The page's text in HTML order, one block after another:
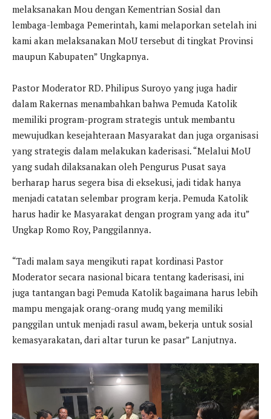
melaksanakan Mou dengan Kementrian Sosial dan
lembaga-lembaga Pemerintah, kami melaporkan setelah ini
kami akan melaksanakan MoU tersebut di tingkat Provinsi
maupun Kabupaten” Ungkapnya.
Pastor Moderator RD. Philipus Suroyo yang juga hadir
dalam Rakernas menambahkan bahwa Pemuda Katolik
memiliki program-program strategis untuk membantu
mewujudkan kesejahteraan Masyarakat dan juga organisasi
yang strategis dalam melakukan kaderisasi. “Melalui MoU
yang sudah dilaksanakan oleh Pengurus Pusat saya
berharap harus segera bisa di eksekusi, jadi tidak hanya
menjadi catatan selembar program kerja. Pemuda Katolik
harus hadir ke Masyarakat dengan program yang ada itu”
Ungkap Romo Roy, Panggilannya.
“Tadi malam saya mengikuti rapat kordinasi Pastor
Moderator secara nasional bicara tentang kaderisasi, ini
juga tantangan bagi Pemuda Katolik bagaimana harus lebih
mampu mengajak orang-orang mudq yang memiliki
panggilan untuk menjadi rasul awam, bekerja untuk sosial
kemasyarakatan, dari altar turun ke pasar” Lanjutnya.